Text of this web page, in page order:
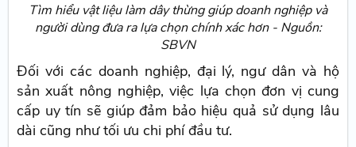
Tìm hiểu vật liệu làm dây thừng giúp doanh nghiệp và
người dùng đưa ra lựa chọn chính xác hơn - Nguồn:
SBVN
Đối với các doanh nghiệp, đại lý, ngư dân và hộ
sản xuất nông nghiệp, việc lựa chọn đơn vị cung
cấp uy tín sẽ giúp đảm bảo hiệu quả sử dụng lâu
dài cũng như tối ưu chi phí đầu tư.